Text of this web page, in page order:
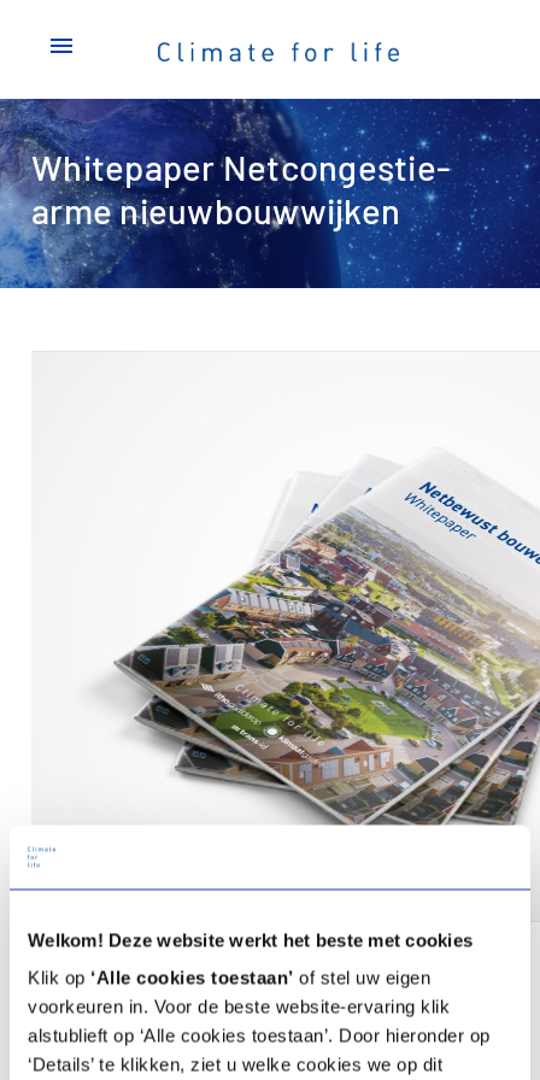
Welkom! Deze website werkt het beste met cookies
Klik op ‘Alle cookies toestaan’ of stel uw eigen
voorkeuren in. Voor de beste website-ervaring klik
alstublieft op ‘Alle cookies toestaan’. Door hieronder op
‘Details’ te klikken, ziet u welke cookies we op dit
menu
Whitepaper Netcongestie-
arme nieuwbouwwijken
Zowel de energietransitie als de warmtetransitie hebben impact
op de energie-infrastructuur en netcapaciteit. Netcongestie
vormt een urgent probleem voor energienetwerken.
Netbeheerders investeren daarom de komende jaren volop in het
uitbouwen van het stroomnet. Dit is essentieel om beide transities